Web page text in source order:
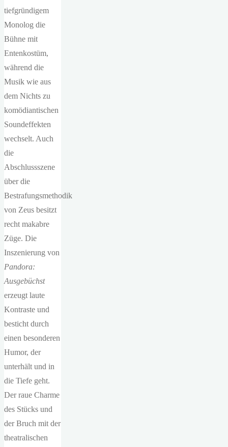
tiefgründigem
Monolog die
Bühne mit
Entenkostüm,
während die
Musik wie aus
dem Nichts zu
komödiantischen
Soundeffekten
wechselt. Auch
die
Abschlussszene
über die
Bestrafungsmethodik
von Zeus besitzt
recht makabre
Züge. Die
Inszenierung von
Pandora:
Ausgebüchst
erzeugt laute
Kontraste und
besticht durch
einen besonderen
Humor, der
unterhält und in
die Tiefe geht.
Der raue Charme
des Stücks und
der Bruch mit der
theatralischen